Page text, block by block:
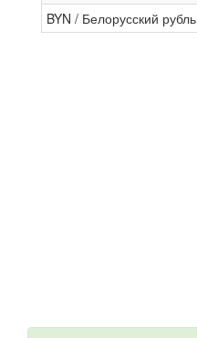
BYN / Белорусский рубль